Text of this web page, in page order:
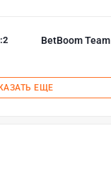
BetBoom Team
:2
ЕЩЕ